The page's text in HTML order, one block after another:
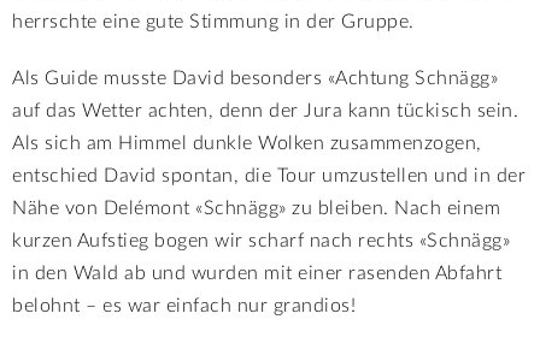
herrschte eine gute Stimmung in der Gruppe.
Als Guide musste David besonders «Achtung Schnägg»
auf das Wetter achten, denn der Jura kann tückisch sein.
Als sich am Himmel dunkle Wolken zusammenzogen,
entschied David spontan, die Tour umzustellen und in der
Nähe von Delémont «Schnägg» zu bleiben. Nach einem
kurzen Aufstieg bogen wir scharf nach rechts «Schnägg»
in den Wald ab und wurden mit einer rasenden Abfahrt
belohnt – es war einfach nur grandios!